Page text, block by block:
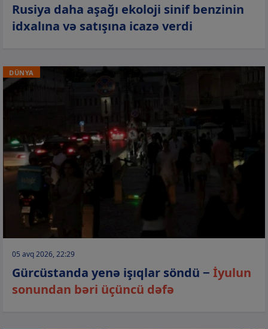
Rusiya daha aşağı ekoloji sinif benzinin
idxalına və satışına icazə verdi
DÜNYA
05 avq 2026, 22:29
Gürcüstanda yenə işıqlar söndü − İyulun
sonundan bəri üçüncü dəfə